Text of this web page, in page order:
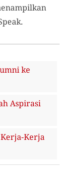
ke
Aspirasi
Kerja-Kerja